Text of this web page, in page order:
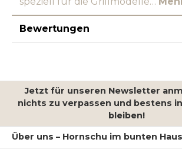
Bewertungen
Jetzt für unseren Newsletter
nichts zu verpassen und bestens
bleiben!
Über uns – Hornschu im bunten